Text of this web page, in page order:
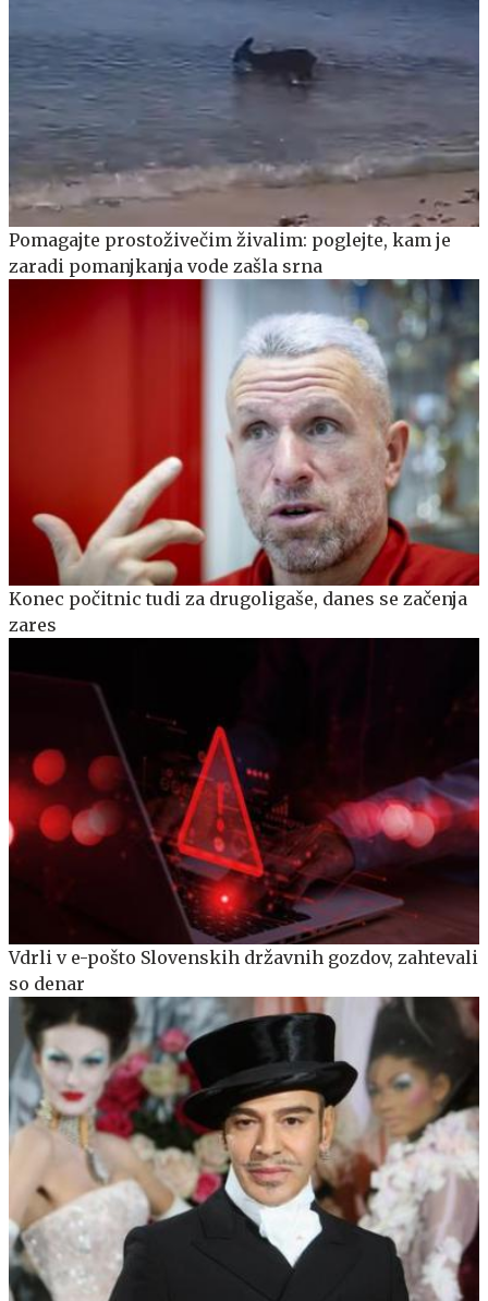
Pomagajte prostoživečim živalim: poglejte, kam je
zaradi pomanjkanja vode zašla srna
Konec počitnic tudi za drugoligaše, danes se začenja
zares
Vdrli v e-pošto Slovenskih državnih gozdov, zahtevali
so denar